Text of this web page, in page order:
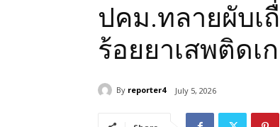
ปคม.ทลายผับเ
ร้อยยาเสพติดเ
By reporter4 July 5, 2026